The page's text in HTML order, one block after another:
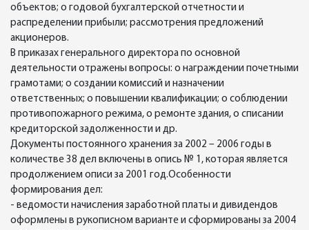
объектов; о годовой бухгалтерской отчетности и
распределении прибыли; рассмотрения предложений
акционеров.
В приказах генерального директора по основной
деятельности отражены вопросы: о награждении почетными
грамотами; о создании комиссий и назначении
ответственных; о повышении квалификации; о соблюдении
противопожарного режима, о ремонте здания, о списании
кредиторской задолженности и др.
Документы постоянного хранения за 2002 – 2006 годы в
количестве 38 дел включены в опись № 1, которая является
продолжением описи за 2001 год.Особенности
формирования дел:
- ведомости начисления заработной платы и дивидендов
оформлены в рукописном варианте и сформированы за 2004